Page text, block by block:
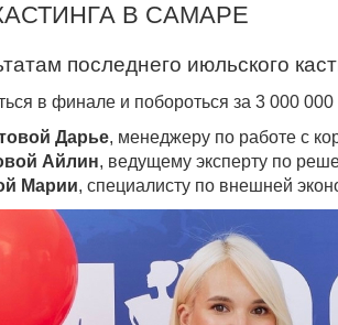
В САМАРЕ
последнего июльского
в финале и побороться за 3 000
Дарье, менеджеру по работе с
Айлин, ведущему эксперту по
Марии, специалисту по внешней